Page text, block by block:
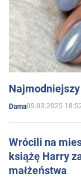
Dama05.03.2025
Wrócili na
książę Harry
małżeństwa